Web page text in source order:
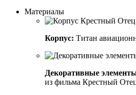
Материалы
Корпус: Титан
Декоративные
из фильма Крестный